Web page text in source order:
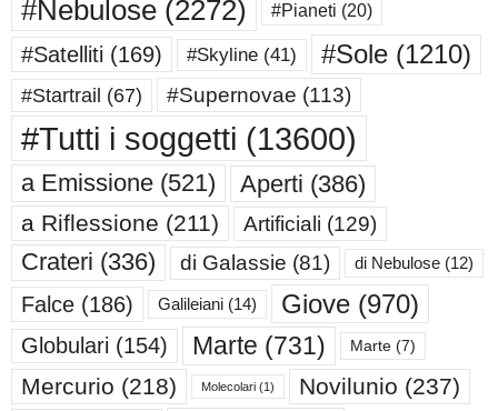
#Nebulose (2272) #Pianeti (20)
#Satelliti (169) #Skyline (41) #Sole (1210)
#Startrail (67) #Supernovae (113)
#Tutti i soggetti (13600)
a Emissione (521) Aperti (386)
a Riflessione (211) Artificiali (129)
Crateri (336) di Galassie (81) di Nebulose (12)
Falce (186) Galileiani (14) Giove (970)
Globulari (154) Marte (731) Marte (7)
Mercurio (218) Molecolari (1) Novilunio (237)